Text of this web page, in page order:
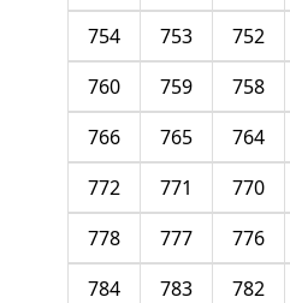
752
753
754
758
759
760
764
765
766
770
771
772
776
777
778
782
783
784